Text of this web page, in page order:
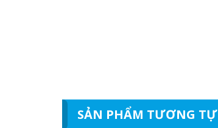
SẢN PHẨM TƯƠNG TỰ